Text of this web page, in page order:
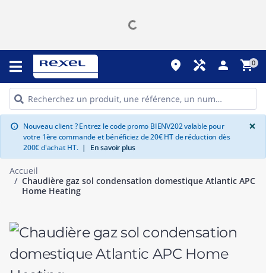
place handyman person shopping_cart0
info Nouveau client ? Entrez le code promo BIENV202 valable pour
votre 1ère commande et bénéficiez de 20€ HT de réduction dès
200€ d'achat HT. | En savoir plus
×
Accueil
Chaudière gaz sol condensation domestique Atlantic APC
Home Heating